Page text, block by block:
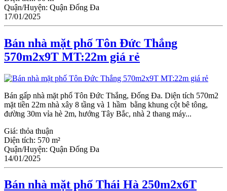
Quận/Huyện: Quận Đống Đa
17/01/2025
Bán nhà mặt phố Tôn Đức Thắng
570m2x9T MT:22m giá rẻ
Bán gấp nhà mặt phố Tôn Đức Thắng, Đống Đa. Diện tích 570m2
mặt tiền 22m nhà xây 8 tầng và 1 hầm bằng khung cột bê tông,
đường 30m vỉa hè 2m, hướng Tây Bắc, nhà 2 thang máy...
Giá: thỏa thuận
Diện tích: 570 m²
Quận/Huyện: Quận Đống Đa
14/01/2025
Bán nhà mặt phố Thái Hà 250m2x6T